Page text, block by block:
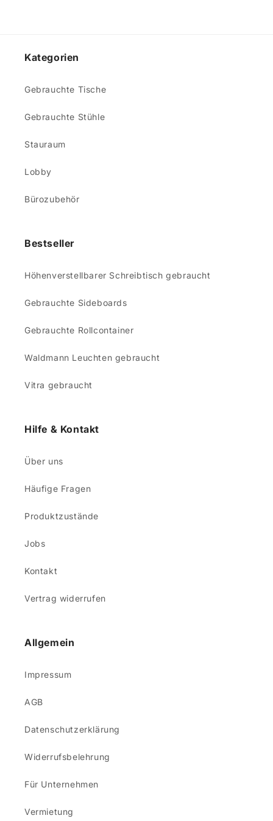
Kategorien
Gebrauchte Tische
Gebrauchte Stühle
Stauraum
Lobby
Bürozubehör
Bestseller
Höhenverstellbarer Schreibtisch gebraucht
Gebrauchte Sideboards
Gebrauchte Rollcontainer
Waldmann Leuchten gebraucht
Vitra gebraucht
Hilfe & Kontakt
Über uns
Häufige Fragen
Produktzustände
Jobs
Kontakt
Vertrag widerrufen
Allgemein
Impressum
AGB
Datenschutzerklärung
Widerrufsbelehrung
Für Unternehmen
Vermietung